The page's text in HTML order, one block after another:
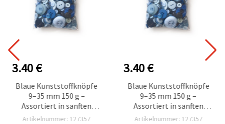
3.40 €
Blaue Kunststoffknöpfe
9–35 mm 150 g –
Assortiert in sanften
Ozeanfarben, ideal zum
Artikelnummer: 127357
3.40 €
Blaue Kunststoffknöpfe
9–35 mm 150 g –
Assortiert in sanften
Ozeanfarben, ideal zum
Artikelnummer: 127357